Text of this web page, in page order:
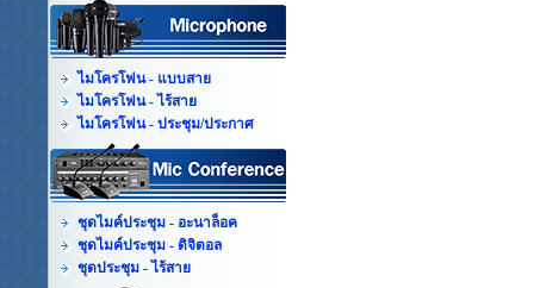
ไมโครโฟน - แบบสาย
ไมโครโฟน - ไร้สาย
ไมโครโฟน - ประชุม/ประกาศ
ชุดไมค์ประชุม - อะนาล็อค
ชุดไมค์ประชุม - ดิจิตอล
ชุดประชุม - ไร้สาย